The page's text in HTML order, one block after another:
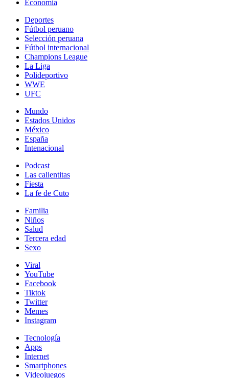
Economía
Deportes
Fútbol peruano
Selección peruana
Fútbol internacional
Champions League
La Liga
Polideportivo
WWE
UFC
Mundo
Estados Unidos
México
España
Intenacional
Podcast
Las calientitas
Fiesta
La fe de Cuto
Familia
Niños
Salud
Tercera edad
Sexo
Viral
YouTube
Facebook
Tiktok
Twitter
Memes
Instagram
Tecnología
Apps
Internet
Smartphones
Videojuegos